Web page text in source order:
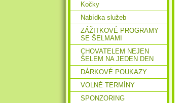
Kočky
Nabídka služeb
ZÁŽITKOVÉ PROGRAMY
SE ŠELMAMI
CHOVATELEM NEJEN
ŠELEM NA JEDEN DEN
DÁRKOVÉ POUKAZY
VOLNÉ TERMÍNY
SPONZORING